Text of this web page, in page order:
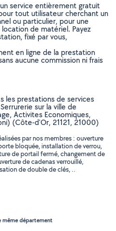
service entièrement gratuit
tout utilisateur cherchant un
ou particulier, pour une
de matériel. Payez
fixé par vous,
en ligne de la prestation
aucune commission ni frais
les prestations de services
sur la ville de
Activites Economiques,
(Côte-d'Or, 21121, 21000)
par nos membres : ouverture
bloquée, installation de verrou,
de portail fermé, changement de
de cadenas verrouillé,
de double de clés, ..
même département